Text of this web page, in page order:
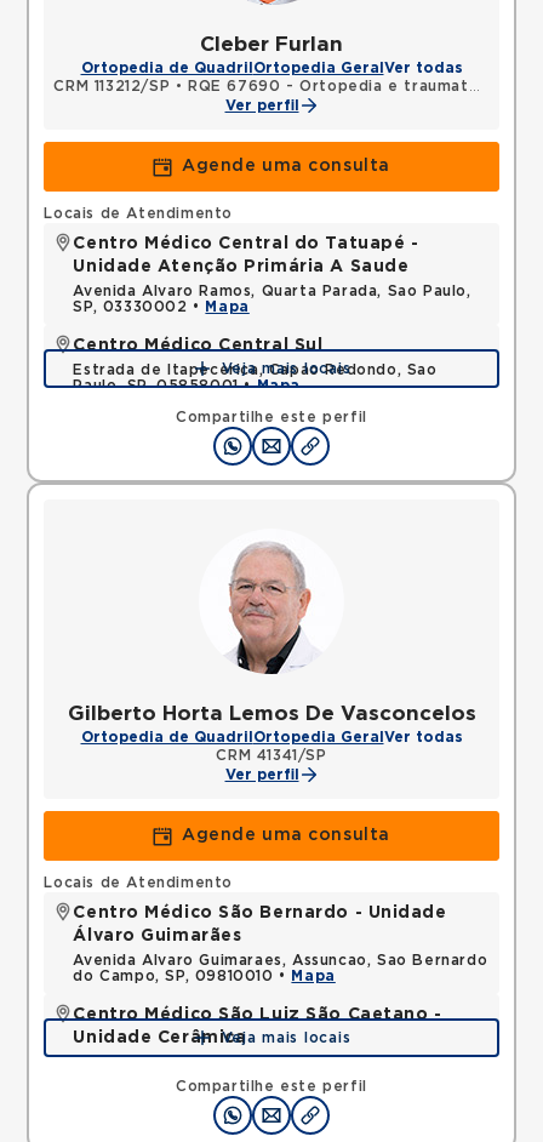
Cleber Furlan
Ortopedia de Quadril Ortopedia Geral Ver todas
CRM 113212/SP •
RQE 67690 - Ortopedia e traumatologia
Ver perfil
Agende uma consulta
Compartilhe este perfil
Locais de Atendimento
Centro Médico Central do Tatuapé -
Unidade Atenção Primária A Saude
Avenida Alvaro Ramos, Quarta Parada, Sao Paulo,
SP, 03330002 •
Mapa
Centro Médico Central Sul
Estrada de Itapecerica, Capao Redondo, Sao
Paulo, SP, 05858001 •Mapa
Veja mais locais
Gilberto Horta Lemos De Vasconcelos
Ortopedia de Quadril Ortopedia Geral Ver todas
CRM 41341/SP
Ver perfil
Agende uma consulta
Compartilhe este perfil
Locais de Atendimento
Centro Médico São Bernardo - Unidade
Álvaro Guimarães
Avenida Alvaro Guimaraes, Assuncao, Sao Bernardo
do Campo, SP, 09810010 •
Mapa
Centro Médico São Luiz São Caetano -
Unidade Cerâmica
Alameda Caulim, Ceramica, Sao Caetano do Sul,
SP, 09531195 •
Veja mais locais